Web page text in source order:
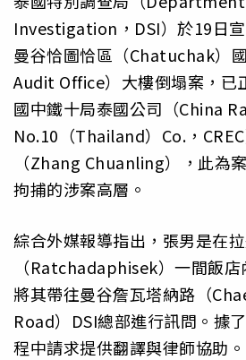
Investigation，DSI）於19日
曼谷恰圖恰區（Chatuchak）
Audit Office）大樓倒塌案，已
國中鐵十局泰國公司（China
No.10（Thailand）Co.，
（Zhang Chuanling），此為
拘捕的涉案高層。
綜合外媒報導指出，張男是在
（Ratchadaphisek）一間飯
將其帶往曼谷詹瓦塔納路（
Road）DSI總部進行訊問。據
程中請求提供翻譯與律師協助。